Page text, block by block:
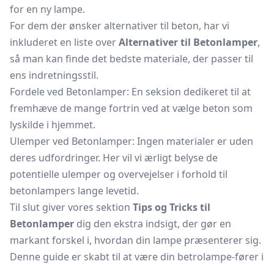
for en ny lampe.
For dem der ønsker alternativer til beton, har vi
inkluderet en liste overAlternativer til Betonlamper,
så man kan finde det bedste materiale, der passer til
ens indretningsstil.
Fordele ved Betonlamper: En seksion dedikeret til at
fremhæve de mange fortrin ved at vælge beton som
lyskilde i hjemmet.
Ulemper ved Betonlamper: Ingen materialer er uden
deres udfordringer. Her vil vi ærligt belyse de
potentielle ulemper og overvejelser i forhold til
betonlampers lange levetid.
Til slut giver vores sektion Tips og Tricks til
Betonlamper dig den ekstra indsigt, der gør en
markant forskel i, hvordan din lampe præsenterer sig.
Denne guide er skabt til at være din betrolampe-fører i